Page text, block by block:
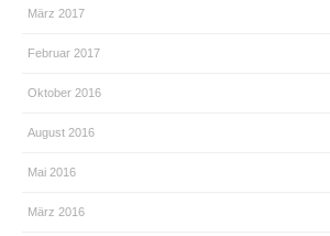
März 2017
Februar 2017
Oktober 2016
August 2016
Mai 2016
März 2016